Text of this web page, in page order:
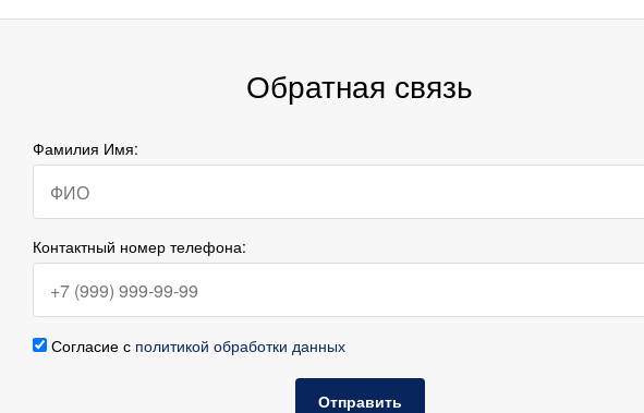
Обратная связь
Фамилия Имя:
Контактный номер телефона:
Согласие с политикой обработки данных
Отправить